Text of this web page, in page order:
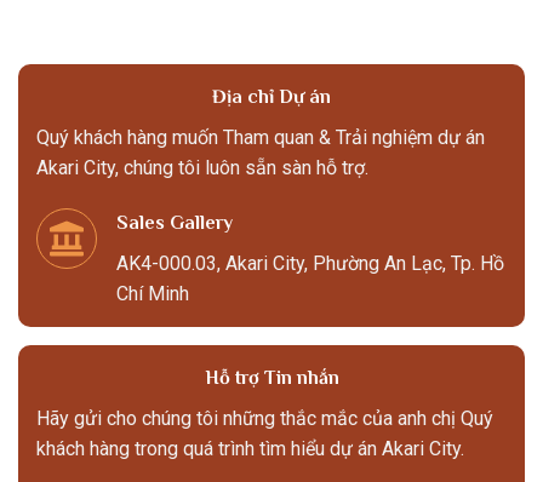
Địa chỉ Dự án
Quý khách hàng muốn Tham quan & Trải nghiệm dự án
Akari City, chúng tôi luôn sẵn sàn hỗ trợ.
Sales Gallery
AK4-000.03, Akari City, Phường An Lạc, Tp. Hồ
Chí Minh
Hỗ trợ Tin nhắn
Hãy gửi cho chúng tôi những thắc mắc của anh chị Quý
khách hàng trong quá trình tìm hiểu dự án Akari City.